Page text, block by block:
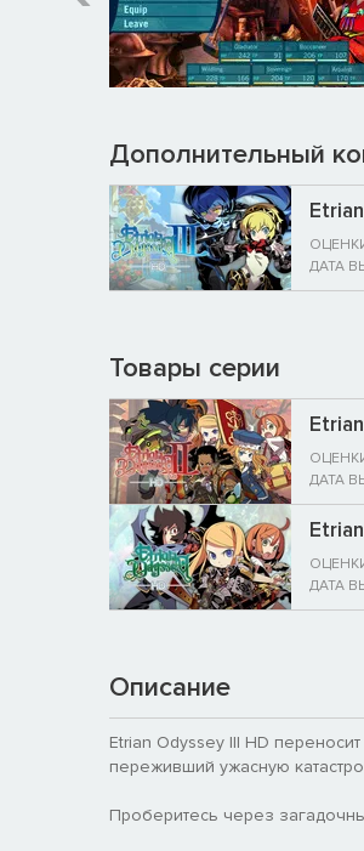
Дополнительный
ДАТА
Товары серии
ДАТА
ДАТА
Описание
Etrian Odyssey III HD
переживший ужасную
Проберитесь через